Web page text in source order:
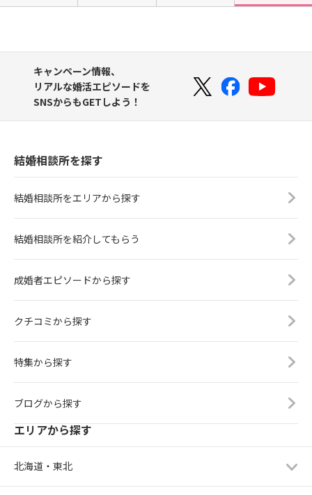
キャンペーン情報、
リアルな婚活エピソードを
SNSからもGETしよう！
結婚相談所を探す
結婚相談所をエリアから探す
結婚相談所を紹介してもらう
成婚者エピソードから探す
クチコミから探す
特集から探す
ブログから探す
エリアから探す
北海道・東北